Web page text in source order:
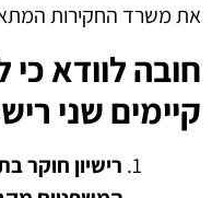
את משרד החקירות
חובה לוודא
קיימים שני
רישיון חוקר